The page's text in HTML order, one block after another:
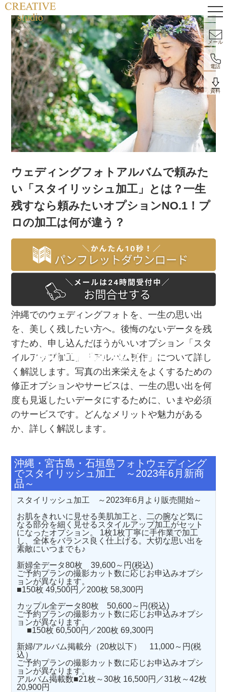
メール
電話
資料
ウェディングフォトアルバムで頼みた
い「スタイリッシュ加工」とは？一生
残すなら頼みたいオプションNO.1！プ
ロの加工は何が違う？
沖縄でのウェディングフォトを、一生の思い出
を、美しく残したい方へ。後悔のないデータを残
すため、申し込んだほうがいいオプション「スタ
イルアップ加工」「アルバム制作」について詳し
く解説します。写真の出来栄えをよくするための
修正オプションやサービスは、一生の思い出を何
度も見返したいデータにするために、いまや必須
のサービスです。どんなメリットや魅力がある
か、詳しく解説します。
沖縄・宮古島・石垣島フォトウェディング
でスタイリッシュ加工 ～2023年6月新商
品～
スタイリッシュ加工 ～2023年6月より販売開始～
お肌をきれいに見せる美肌加工と、二の腕など気に
なる部分を細く見せるスタイルアップ加工がセット
になったオプション。 1枚1枚丁寧に手作業で加工
し、全体をバランス良く仕上げる。大切な思い出を
素敵にいつまでも♪
新婦全データ80枚 39,600～円(税込)
ご予約プランの撮影カット数に応じお申込みオプシ
ョンが異なります。
■150枚 49,500円／200枚 58,300円
カップル全データ80枚 50,600～円(税込)
ご予約プランの撮影カット数に応じお申込みオプシ
ョンが異なります。
■150枚 60,500円／200枚 69,300円
新婦/アルバム掲載分（20枚以下） 11,000～円(税
込）
ご予約プランの撮影カット数に応じお申込みオプシ
ョンが異なります。
アルバム掲載数■21枚～30枚 16,500円／31枚～42枚
20,900円
PHOTOGRAPHER
PHOTOGRAPHER